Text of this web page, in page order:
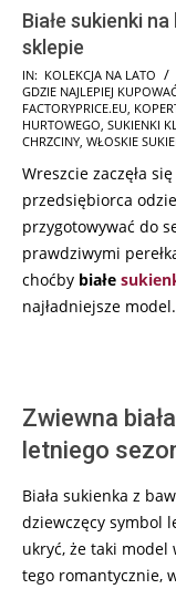
Białe sukienki
sklepie
2025-
01-
17
IN: KOLEKCJA NA LATO
GDZIE NAJLEPIEJ
FACTORYPRICE.EU
HURTOWEGO SUKIENKI
CHRZCINY WŁOSKIE
Wreszcie zaczęła
przedsiębiorca
przygotowywać do
prawdziwymi
choćby białe
najładniejsze model.
Zwiewna
letniego
Biała sukienka z
dziewczęcy symbol
ukryć, że taki
tego romantycznie,